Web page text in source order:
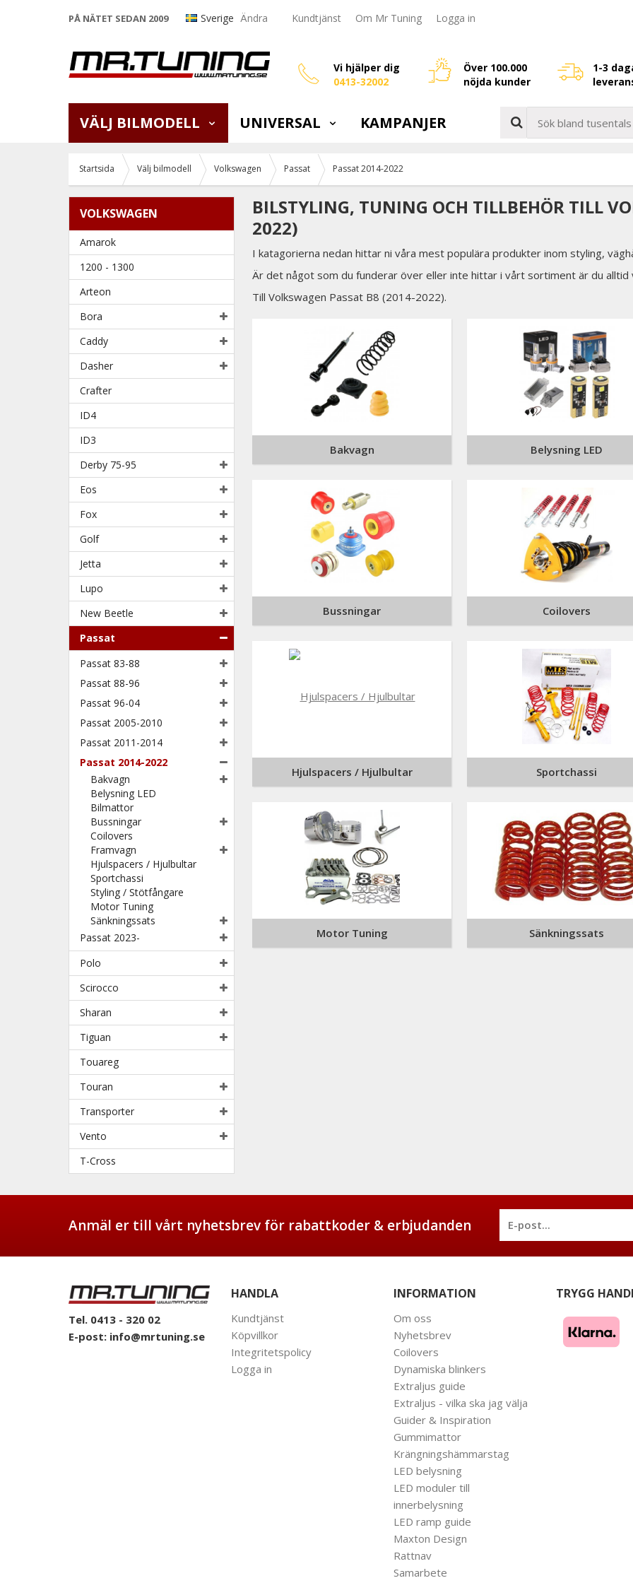
PÅ NÄTET SEDAN 2009 Sverige Ändra Kundtjänst Om Mr Tuning Logga in
Vi hjälper dig
0413-32002
Över 100.000
nöjda kunder
1-3
VÄLJ BILMODELL UNIVERSAL KAMPANJER
Startsida Välj bilmodell Volkswagen Passat Passat 2014-2022
VOLKSWAGEN
Amarok
1200 - 1300
Arteon
Bora
Caddy
Dasher
Crafter
ID4
ID3
Derby 75-95
Eos
Fox
Golf
Jetta
Lupo
New Beetle
Passat
Passat 83-88
Passat 88-96
Passat 96-04
Passat 2005-2010
Passat 2011-2014
Passat 2014-2022
Bakvagn
Belysning LED
Bilmattor
Bussningar
Coilovers
Framvagn
Hjulspacers / Hjulbultar
Sportchassi
Styling / Stötfångare
Motor Tuning
Sänkningssats
Passat 2023-
Polo
Scirocco
Sharan
Tiguan
Touareg
Touran
Transporter
Vento
T-Cross
BILSTYLING, TUNING OCH TILLBEHÖR TILL
2022)
I katagorierna nedan hittar ni våra mest populära produkter inom styling,
Är det något som du funderar över eller inte hittar i vårt sortiment är du alltid
Till Volkswagen Passat B8 (2014-2022).
Bakvagn Belysning LED
Bussningar Coilovers
Hjulspacers / Hjulbultar Sportchassi
Motor Tuning Sänkningssats
Anmäl er till vårt nyhetsbrev för rabattkoder & erbjudanden
Tel. 0413 - 320 02
E-post: info@mrtuning.se
HANDLA
Kundtjänst
Köpvillkor
Integritetspolicy
Logga in
INFORMATION
Om oss
Nyhetsbrev
Coilovers
Dynamiska blinkers
Extraljus guide
Extraljus - vilka ska jag välja
Guider & Inspiration
Gummimattor
Krängningshämmarstag
LED belysning
LED moduler till
innerbelysning
LED ramp guide
Maxton Design
Rattnav
Samarbete
TRYGG